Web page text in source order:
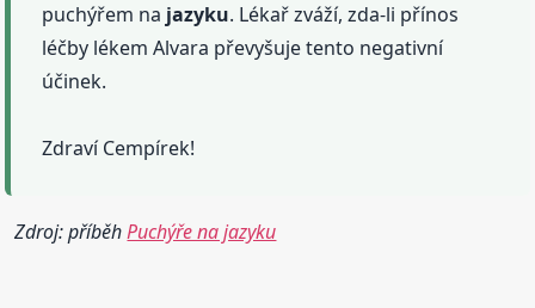
puchýřem na jazyku. Lékař zváží, zda-li přínos
léčby lékem Alvara převyšuje tento negativní
účinek.
Zdraví Cempírek!
Zdroj: příběhPuchýře na jazyku